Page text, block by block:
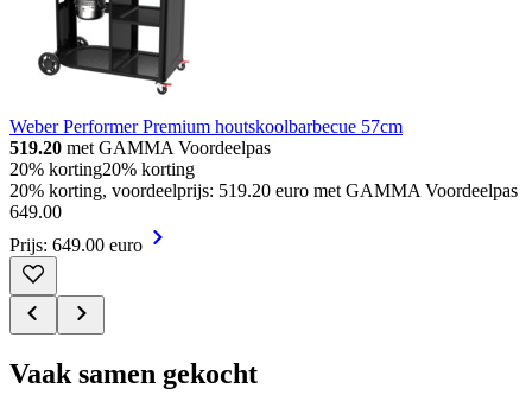
Weber Performer Premium houtskoolbarbecue 57cm
519.20 met GAMMA Voordeelpas
20% korting20% korting
20% korting, voordeelprijs: 519.20 euro met GAMMA Voordeelpas
649.00
Prijs: 649.00 euro
Vaak samen gekocht